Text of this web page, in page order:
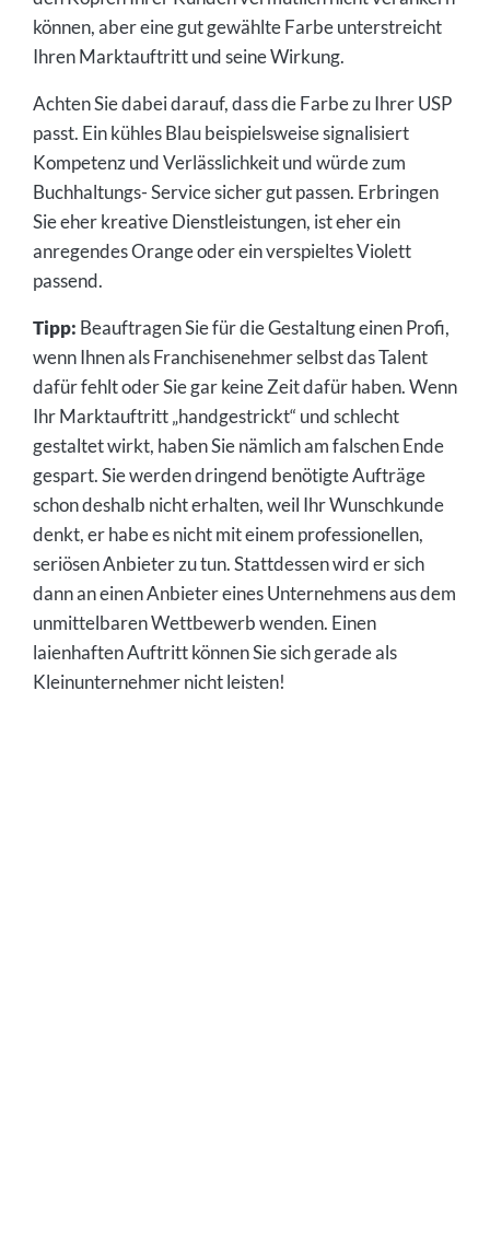
können, aber eine gut gewählte Farbe unterstreicht
Ihren Marktauftritt und seine Wirkung.
Achten Sie dabei darauf, dass die Farbe zu Ihrer USP
passt. Ein kühles Blau beispielsweise signalisiert
Kompetenz und Verlässlichkeit und würde zum
Buchhaltungs- Service sicher gut passen. Erbringen
Sie eher kreative Dienstleistungen, ist eher ein
anregendes Orange oder ein verspieltes Violett
passend.
Tipp: Beauftragen Sie für die Gestaltung einen Profi,
wenn Ihnen als Franchisenehmer selbst das Talent
dafür fehlt oder Sie gar keine Zeit dafür haben. Wenn
Ihr Marktauftritt „handgestrickt“ und schlecht
gestaltet wirkt, haben Sie nämlich am falschen Ende
gespart. Sie werden dringend benötigte Aufträge
schon deshalb nicht erhalten, weil Ihr Wunschkunde
denkt, er habe es nicht mit einem professionellen,
seriösen Anbieter zu tun. Stattdessen wird er sich
dann an einen Anbieter eines Unternehmens aus dem
unmittelbaren Wettbewerb wenden. Einen
laienhaften Auftritt können Sie sich gerade als
Kleinunternehmer nicht leisten!